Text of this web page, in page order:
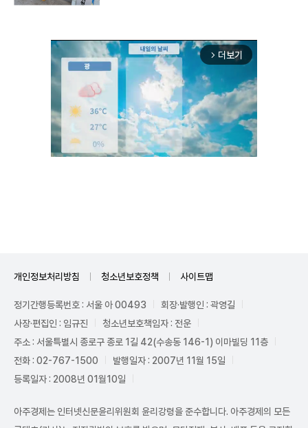
arrow_forward_ios 더보기
개인정보처리방침 청소년보호정책 사이트맵
정기간행등록번호 : 서울 아 00493
회장·발행인 : 곽영길
사장·편집인 : 임규진
청소년보호책임자 : 전운
주소 : 서울특별시 종로구 종로 1길 42(수송동 146-1) 이마빌딩 11층
전화 : 02-767-1500
발행일자 : 2007년 11월 15일
등록일자 : 2008년 01월10일
아주경제는 인터넷신문윤리위원회 윤리강령을 준수합니다. 아주경제의 모든